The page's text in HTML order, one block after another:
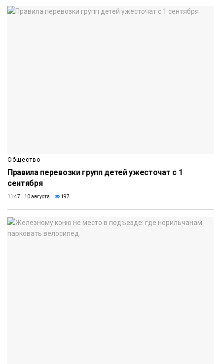
Общество
Правила перевозки групп детей ужесточат с 1
сентября
11:47 10 августа 197